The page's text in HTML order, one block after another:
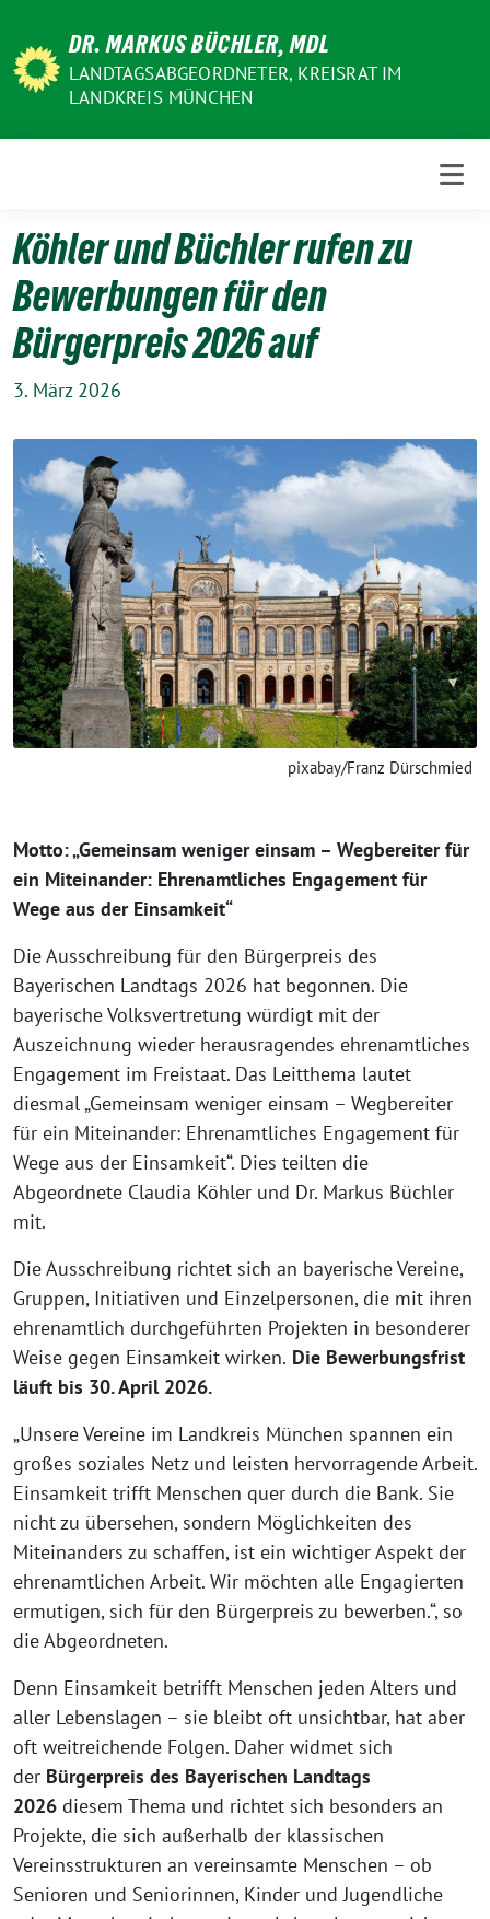
zum
Inhalt
DR. MARKUS BÜCHLER, MDL
LANDTAGSABGEORDNETER, KREISRAT IM
LANDKREIS MÜNCHEN
Köhler und Büchler rufen zu
Bewerbungen für den
Bürgerpreis 2026 auf
3. März 2026
pixabay/Franz Dürschmied
Motto: „Gemeinsam weniger einsam – Wegbereiter für
ein Miteinander: Ehrenamtliches Engagement für
Wege aus der Einsamkeit“
Die Ausschreibung für den Bürgerpreis des
Bayerischen Landtags 2026 hat begonnen. Die
bayerische Volksvertretung würdigt mit der
Auszeichnung wieder herausragendes ehrenamtliches
Engagement im Freistaat. Das Leitthema lautet
diesmal „Gemeinsam weniger einsam – Wegbereiter
für ein Miteinander: Ehrenamtliches Engagement für
Wege aus der Einsamkeit“. Dies teilten die
Abgeordnete Claudia Köhler und Dr. Markus Büchler
mit.
Die Ausschreibung richtet sich an bayerische Vereine,
Gruppen, Initiativen und Einzelpersonen, die mit ihren
ehrenamtlich durchgeführten Projekten in besonderer
Weise gegen Einsamkeit wirken. Die Bewerbungsfrist
läuft bis 30. April 2026.
„Unsere Vereine im Landkreis München spannen ein
großes soziales Netz und leisten hervorragende Arbeit.
Einsamkeit trifft Menschen quer durch die Bank. Sie
nicht zu übersehen, sondern Möglichkeiten des
Miteinanders zu schaffen, ist ein wichtiger Aspekt der
ehrenamtlichen Arbeit. Wir möchten alle Engagierten
ermutigen, sich für den Bürgerpreis zu bewerben.“, so
die Abgeordneten.
Denn Einsamkeit betrifft Menschen jeden Alters und
aller Lebenslagen – sie bleibt oft unsichtbar, hat aber
oft weitreichende Folgen. Daher widmet sich
der Bürgerpreis des Bayerischen Landtags
2026 diesem Thema und richtet sich besonders an
Projekte, die sich außerhalb der klassischen
Vereinsstrukturen an vereinsamte Menschen – ob
Senioren und Seniorinnen, Kinder und Jugendliche